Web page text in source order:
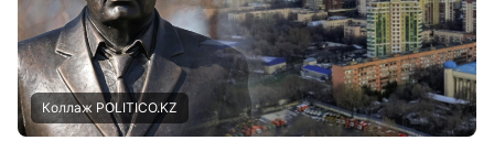
Коллаж POLITICO.KZ